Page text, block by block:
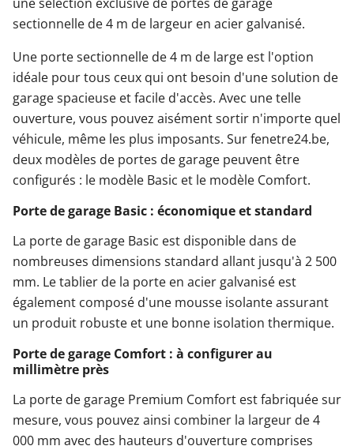
sectionnelle de 4 m de largeur en acier galvanisé.
Une porte sectionnelle de 4 m de large est l'option
idéale pour tous ceux qui ont besoin d'une solution de
garage spacieuse et facile d'accès. Avec une telle
ouverture, vous pouvez aisément sortir n'importe quel
véhicule, même les plus imposants. Sur fenetre24.be,
deux modèles de portes de garage peuvent être
configurés : le modèle Basic et le modèle Comfort.
Porte de garage Basic : économique et standard
La porte de garage Basic est disponible dans de
nombreuses dimensions standard allant jusqu'à 2 500
mm. Le tablier de la porte en acier galvanisé est
également composé d'une mousse isolante assurant
un produit robuste et une bonne isolation thermique.
Porte de garage Comfort : à configurer au
millimètre près
La porte de garage Premium Comfort est fabriquée sur
mesure, vous pouvez ainsi combiner la largeur de 4
000 mm avec des hauteurs d'ouverture comprises